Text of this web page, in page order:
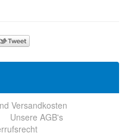
Versandkosten
Unsere AGB's